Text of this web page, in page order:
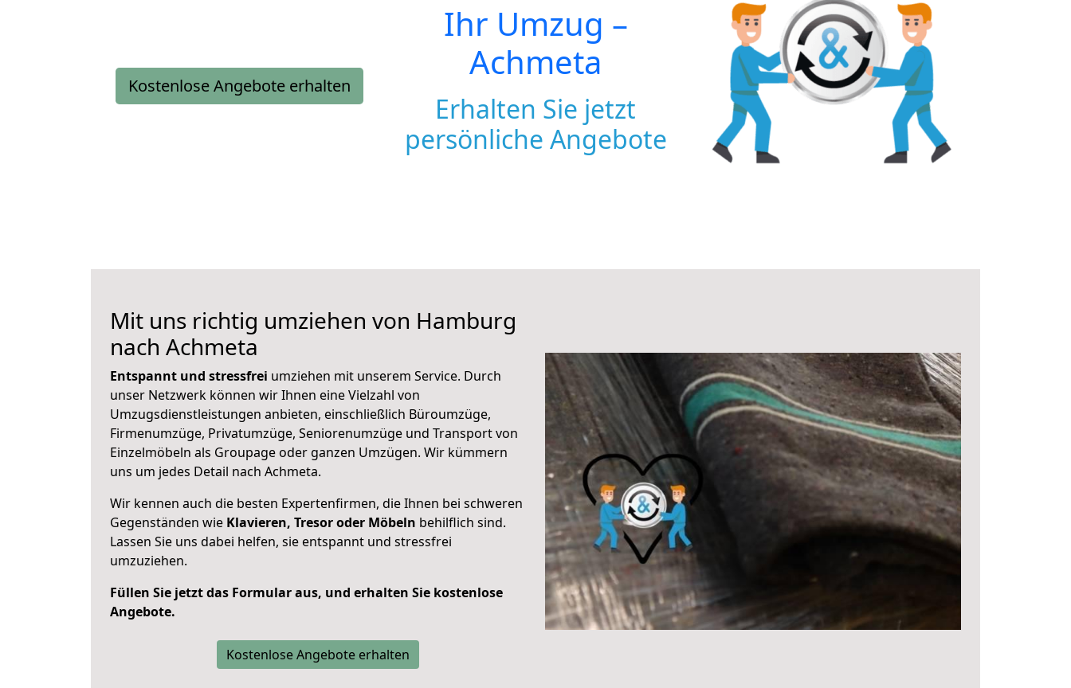
Kostenlose Angebote erhalten
Ihr Umzug –
Achmeta
Erhalten Sie jetzt
persönliche Angebote
Mit uns richtig umziehen von Hamburg
nach Achmeta
Entspannt und stressfrei umziehen mit unserem Service. Durch
unser Netzwerk können wir Ihnen eine Vielzahl von
Umzugsdienstleistungen anbieten, einschließlich Büroumzüge,
Firmenumzüge, Privatumzüge, Seniorenumzüge und Transport von
Einzelmöbeln als Groupage oder ganzen Umzügen. Wir kümmern
uns um jedes Detail nach Achmeta.
Wir kennen auch die besten Expertenfirmen, die Ihnen bei schweren
Gegenständen wie Klavieren, Tresor oder Möbeln behilflich sind.
Lassen Sie uns dabei helfen, sie entspannt und stressfrei
umzuziehen.
Füllen Sie jetzt das Formular aus, und erhalten Sie kostenlose
Angebote.
Kostenlose Angebote erhalten